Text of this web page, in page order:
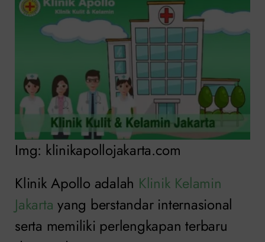
Img: klinikapollojakarta.com
Klinik Apollo adalah Klinik Kelamin
Jakarta yang berstandar internasional
serta memiliki perlengkapan terbaru